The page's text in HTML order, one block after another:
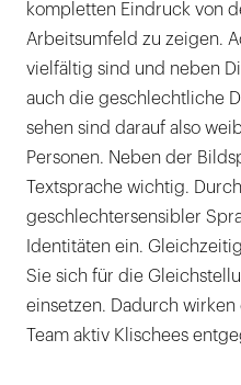
kompletten Eindruck von
Arbeitsumfeld zu zeigen.
vielfältig sind und neben
auch die geschlechtliche
sehen sind darauf also
Personen. Neben der
Textsprache wichtig.
geschlechtersensibler
Identitäten ein.
Sie sich für die
einsetzen. Dadurch
Team aktiv Klischees